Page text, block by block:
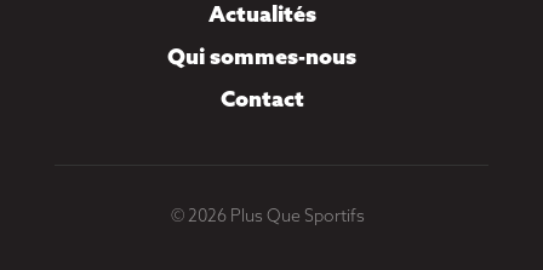
Actualités
Qui sommes-nous
Contact
© 2026 Plus Que Sportifs